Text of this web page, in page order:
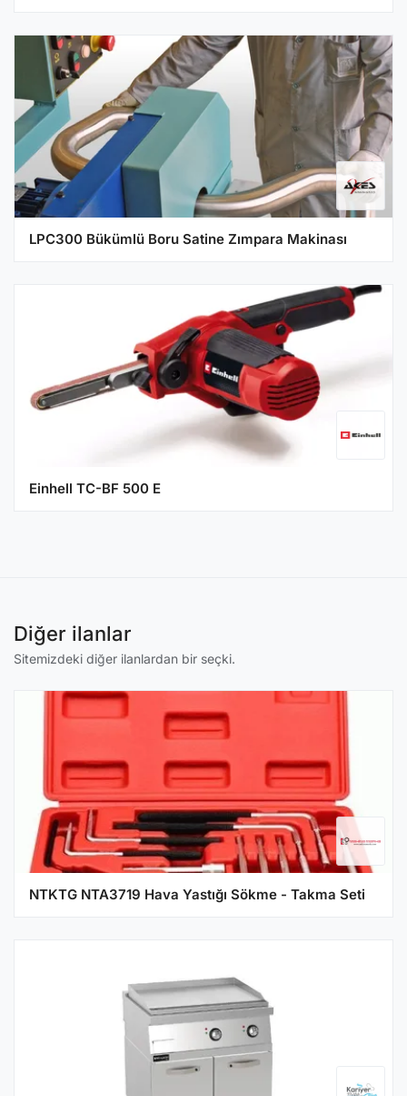
LPC300 Bükümlü Boru Satine Zımpara Makinası
Einhell TC-BF 500 E
Diğer ilanlar
Sitemizdeki diğer ilanlardan bir seçki.
NTKTG NTA3719 Hava Yastığı Sökme - Takma Seti